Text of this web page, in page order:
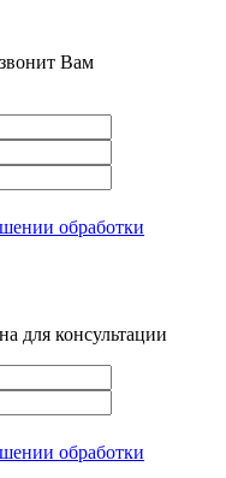
Вам
обработки
для консультации
обработки